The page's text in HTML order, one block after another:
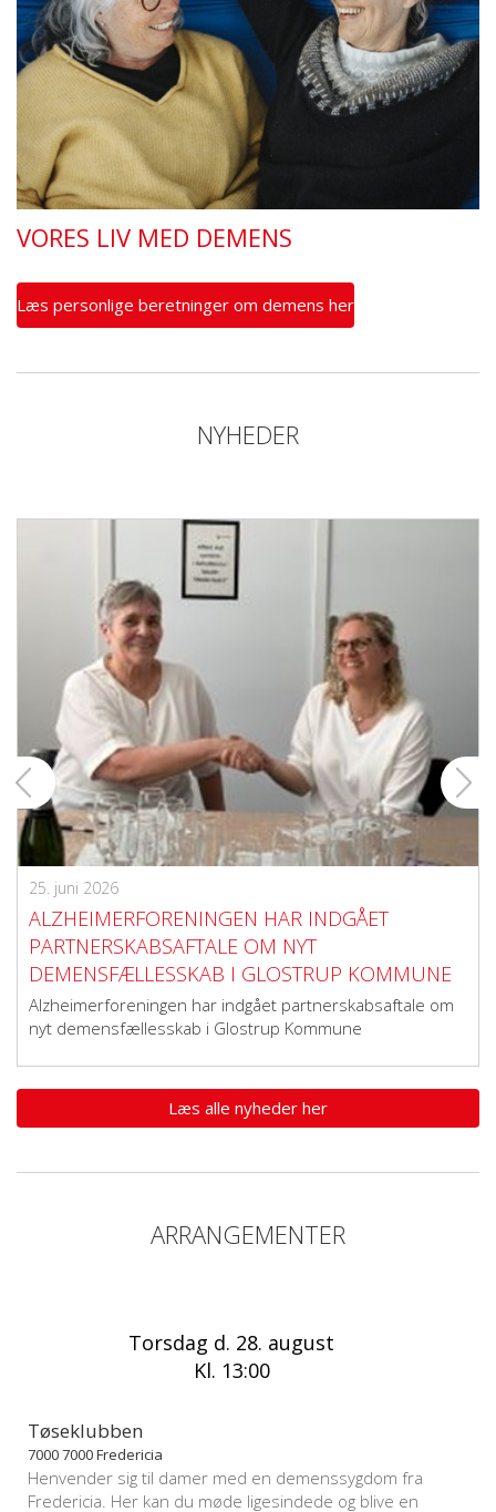
VORES LIV MED DEMENS
Læs personlige beretninger om demens her
NYHEDER
25. juni 2026
ALZHEIMERFORENINGEN HAR INDGÅET
PARTNERSKABSAFTALE OM NYT
DEMENSFÆLLESSKAB I GLOSTRUP KOMMUNE
Alzheimerforeningen har indgået partnerskabsaftale om
nyt demensfællesskab i Glostrup Kommune
Læs alle nyheder her
ARRANGEMENTER
Torsdag d. 28. august
Kl. 13:00
Tøseklubben
7000 7000 Fredericia
Henvender sig til damer med en demenssygdom fra
Fredericia. Her kan du møde ligesindede og blive en